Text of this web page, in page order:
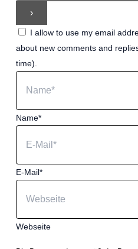
I allow to use my email
about new comments and
time).
Name*
E-Mail*
Webseite